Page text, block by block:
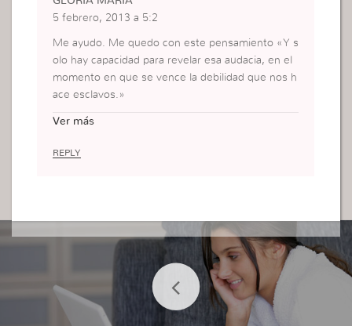
5 febrero, 2013 a 5:2
Me ayudo. Me quedo con este pensamiento «Y s
olo hay capacidad para revelar esa audacia, en el
momento en que se vence la debilidad que nos h
ace esclavos.»
Ver más
REPLY